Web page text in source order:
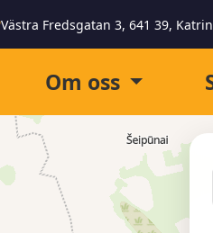
Västra Fredsgatan 3, 641 39,
Om oss